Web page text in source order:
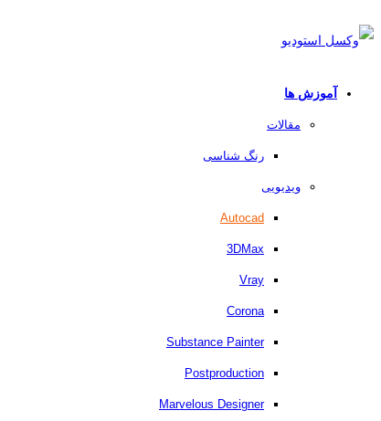
آموزش ها
مقالات
رنگ شناسی
ویدیویی
Autocad
3DMax
Vray
Corona
Substance Painter
Postproduction
Marvelous Designer